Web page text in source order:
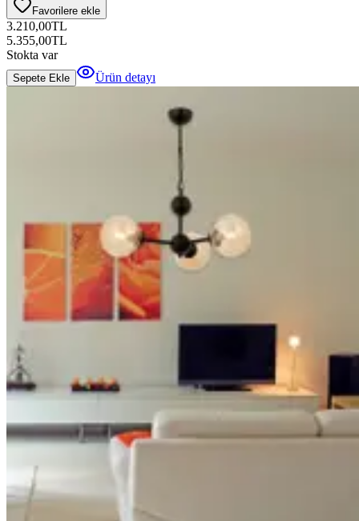
Favorilere ekle
3.210,00TL
5.355,00TL
Stokta var
Sepete Ekle Ürün detayı